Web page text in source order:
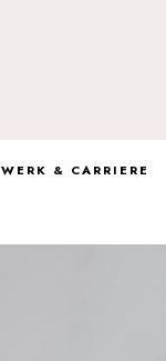
WERK & CARRIERE